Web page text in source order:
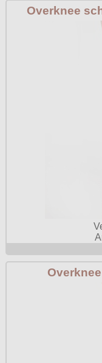
Overknee